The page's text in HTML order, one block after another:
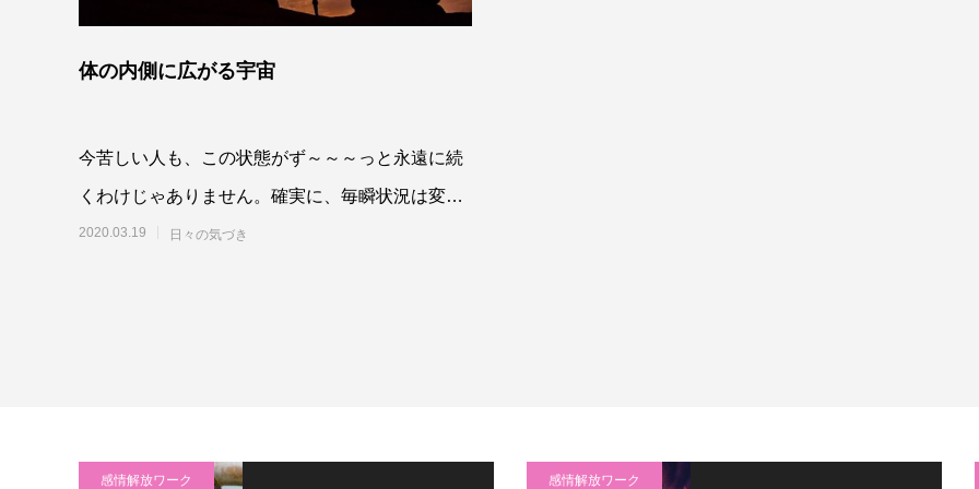
体の内側に広がる宇宙
今苦しい人も、この状態がず～～～っと永遠に続
くわけじゃありません。確実に、毎瞬状況は変化
していくし、時代は変わっていきます。もう、後
2020.03.19 日々の気づき
感情解放ワーク 感情解放ワーク